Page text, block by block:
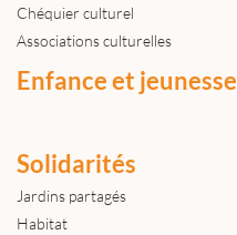
Chéquier culturel
Associations culturelles
Enfance et jeunesse
Solidarités
Jardins partagés
Habitat